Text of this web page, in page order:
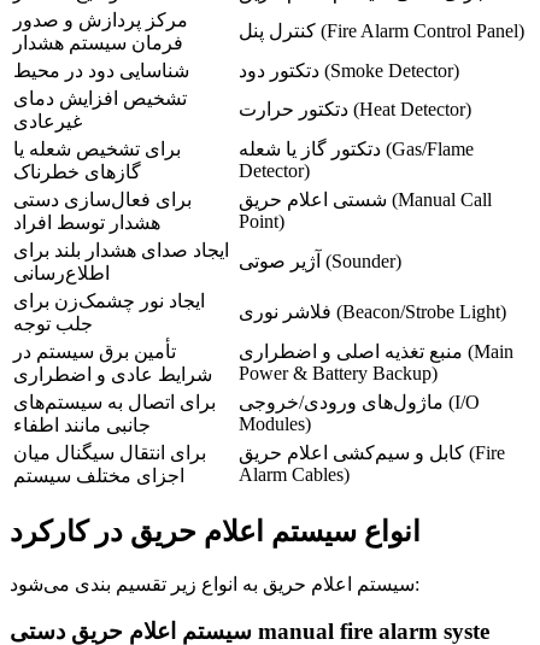
مرکز پردازش و صدور
فرمان سیستم هشدار
کنترل پنل (Fire Alarm Control Panel)
شناسایی دود در محیط
دتکتور دود (Smoke Detector)
تشخیص افزایش دمای
غیرعادی
دتکتور حرارت (Heat Detector)
برای تشخیص شعله یا
گازهای خطرناک
دتکتور گاز یا شعله (Gas/Flame
Detector)
برای فعال‌سازی دستی
هشدار توسط افراد
شستی اعلام حریق (Manual Call
Point)
ایجاد صدای هشدار بلند برای
اطلاع‌رسانی
آژیر صوتی (Sounder)
ایجاد نور چشمک‌زن برای
جلب توجه
فلاشر نوری (Beacon/Strobe Light)
تأمین برق سیستم در
شرایط عادی و اضطراری
منبع تغذیه اصلی و اضطراری (Main
Power & Battery Backup)
برای اتصال به سیستم‌های
جانبی مانند اطفاء
ماژول‌های ورودی/خروجی (I/O
Modules)
برای انتقال سیگنال میان
اجزای مختلف سیستم
کابل و سیم‌کشی اعلام حریق (Fire
Alarm Cables)
انواع سیستم اعلام حریق در کارکرد
سیستم اعلام حریق به انواع زیر تقسیم بندی می‌شود:
سیستم اعلام حریق دستی manual fire alarm syste